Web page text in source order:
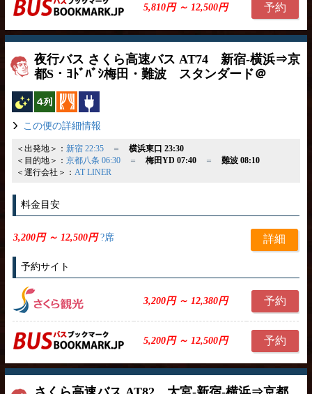
5,810円 ～ 12,500円 予約
夜行バス さくら高速バス AT74 新宿-横浜⇒京
都S・ﾖﾄﾞﾊﾞｼ梅田・難波 スタンダード＠
夜行バス
横4列 カーテン
この便の詳細情報
＜出発地＞： 新宿 22:35＝ 横浜東口 23:30
＜目的地＞： 京都八条 06:30＝ 梅田YD 07:40＝ 難波 08:10
＜運行会社＞： AT LINER
料金目安
3,200円 ～ 12,500円?席 詳細
予約サイト
3,200円 ～ 12,380円 予約
5,200円 ～ 12,500円 予約